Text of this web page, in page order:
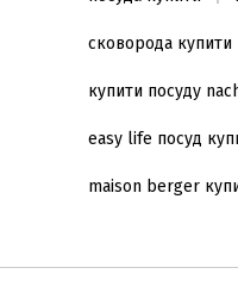
сковорода купити
купити посуду
easy life посуд
maison berger